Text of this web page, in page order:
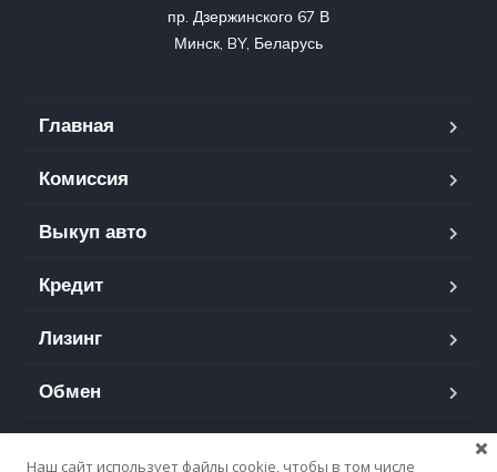
пр. Дзержинского 67 В
Минск, BY, Беларусь
Главная
Комиссия
Выкуп авто
Кредит
Лизинг
Обмен
Наш сайт использует файлы cookie, чтобы в том числе